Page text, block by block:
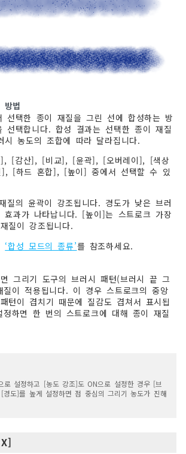
방법
선택한 종이 재질을 그린 선에 합성하는 방
선택합니다. 합성 결과는 선택한 종이 재질
농도의 조합에 따라 달라집니다.
], [감산], [비교], [윤곽], [오버레이], [색상
[하드 혼합], [높이] 중에서 선택할 수 있
질의 윤곽이 강조됩니다. 경도가 낮은 브러
과가 나타납니다. [높이]는 스트로크 가장
질이 강조됩니다.
‘합성 모드의 종류’를 참조하세요.
그리기 도구의 브러시 패턴(브러시 끝 그
질이 적용됩니다. 이 경우 스트로크의 중앙
턴이 겹치기 때문에 질감도 겹쳐서 표시됩
정하면 한 번의 스트로크에 대해 종이 재질
로 설정하고 [농도 강조]도 ON으로 설정한 경우 [브
경도]를 높게 설정하면 점 중심의 그리기 농도가 진해